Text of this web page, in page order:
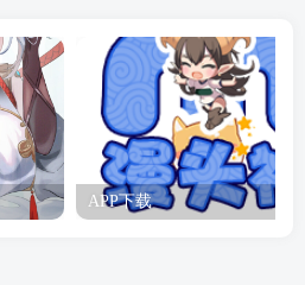
APP下载